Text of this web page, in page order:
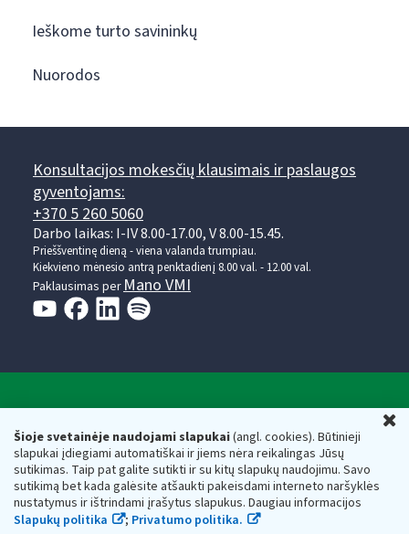
Šioje svetainėje naudojami slapukai(angl. cookies). Būtinieji
slapukai įdiegiami automatiškai ir jiems nėra reikalingas Jūsų
sutikimas. Taip pat galite sutikti ir su kitų slapukų naudojimu. Savo
sutikimą bet kada galėsite atšaukti pakeisdami interneto naršyklės
nustatymus ir ištrindami įrašytus slapukus. Daugiau informacijos
Slapukų politika
; Privatumo politika.
Ieškome turto savininkų
Nuorodos
Konsultacijos mokesčių klausimais ir paslaugos
gyventojams:
+370 5 260 5060
Darbo laikas: I-IV 8.00-17.00, V 8.00-15.45.
Prieššventinę dieną - viena valanda trumpiau.
Kiekvieno mėnesio antrą penktadienį 8.00 val. - 12.00 val.
Paklausimas per Mano VMI
Respublikos finansų ministerijos
Biudžetinė įstaiga. Juridinio asmens kodas — 188659752,
adresas: Vasario 16-osios g. 14, 01107 Vilnius, Lietuva, el.paštas:
vmi@vmi.lt, E. pristatymo dėžutės adresas 188659752
Duomenys apie Valstybinę mokesčių inspekciją prie Lietuvos
Respublikos finansų ministerijos kaupiami ir saugomi Juridinių